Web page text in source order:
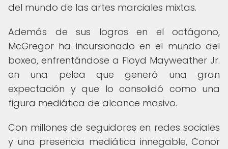
del mundo de las artes marciales mixtas.
Además de sus logros en el octágono,
McGregor ha incursionado en el mundo del
boxeo, enfrentándose a Floyd Mayweather Jr.
en una pelea que generó una gran
expectación y que lo consolidó como una
figura mediática de alcance masivo.
Con millones de seguidores en redes sociales
y una presencia mediática innegable, Conor